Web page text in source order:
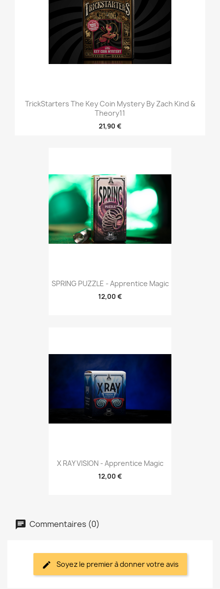
TrickStarters The Key Coin Mystery By Zach Kind &
Theory11
21,90 €
SPRING PUZZLE - Apprentice Magic
12,00 €
X RAY VISION - Apprentice Magic
12,00 €
Commentaires (0)
Soyez le premier à donner votre avis